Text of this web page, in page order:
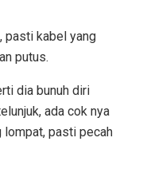
pasti kabel yang
putus.
dia bunuh diri
ada cok nya
lompat, pasti pecah